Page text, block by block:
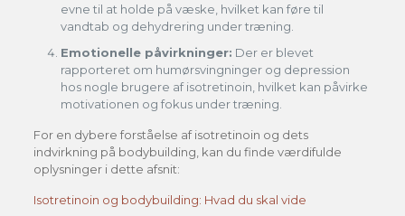
evne til at holde på væske, hvilket kan føre til
vandtab og dehydrering under træning.
Emotionelle påvirkninger: Der er blevet
rapporteret om humørsvingninger og depression
hos nogle brugere af isotretinoin, hvilket kan påvirke
motivationen og fokus under træning.
For en dybere forståelse af isotretinoin og dets
indvirkning på bodybuilding, kan du finde værdifulde
oplysninger i dette afsnit:
Isotretinoin og bodybuilding: Hvad du skal vide